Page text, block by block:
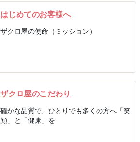
はじめてのお客様へ
ザクロ屋の使命（ミッション）
ザクロ屋のこだわり
確かな品質で、ひとりでも多くの方へ「笑
顔」と「健康」を